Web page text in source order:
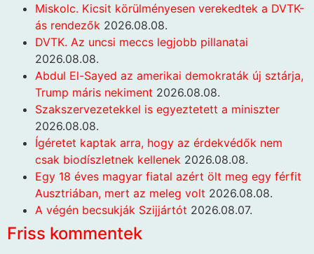
Miskolc. Kicsit körülményesen verekedtek a DVTK-
ás rendezők 2026.08.08.
DVTK. Az uncsi meccs legjobb pillanatai
2026.08.08.
Abdul El-Sayed az amerikai demokraták új sztárja,
Trump máris nekiment 2026.08.08.
Szakszervezetekkel is egyeztetett a miniszter
2026.08.08.
Ígéretet kaptak arra, hogy az érdekvédők nem
csak biodíszletnek kellenek 2026.08.08.
Egy 18 éves magyar fiatal azért ölt meg egy férfit
Ausztriában, mert az meleg volt 2026.08.08.
A végén becsukják Szijjártót 2026.08.07.
Friss kommentek